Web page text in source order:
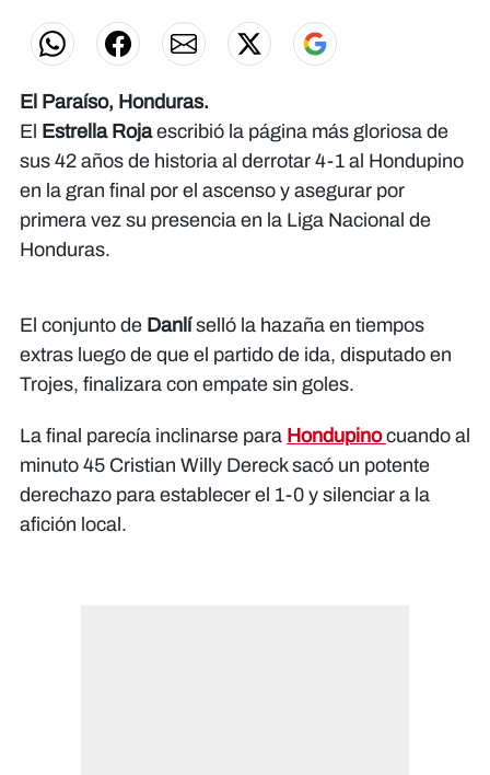
El Paraíso, Honduras.
El Estrella Rojaescribió la página más gloriosa de
sus 42 años de historia al derrotar 4-1 al Hondupino
en la gran final por el ascenso y asegurar por
primera vez su presencia en la Liga Nacional de
Honduras.
El conjunto de Danlíselló la hazaña en tiempos
extras luego de que el partido de ida, disputado en
Trojes, finalizara con empate sin goles.
La final parecía inclinarse para Hondupinocuando al
minuto 45 Cristian Willy Dereck sacó un potente
derechazo para establecer el 1-0 y silenciar a la
afición local.